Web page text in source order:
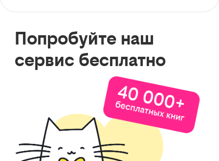
Попробуйте наш
сервис бесплатно